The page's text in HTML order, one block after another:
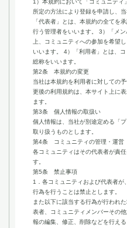
1）本規約において「コミュニテ
所定の方法により登録を申請し、
「代表者」とは、本規約の全てを
行う管理者をいいます。 3）「メ
上、コミュニティへの参加を希望
いいます。 4）「利用者」とは、
総称をいいます。
第2条 本規約の変更
当社は本規約を利用者に対しての
更後の利用規約は、本サイト上に
ます。
第3条 個人情報の取扱い
個人情報は、当社が別途定める「
取り扱うものとします。
第4条 コミュニティの管理・運営
各コミュニティはその代表者が責
す。
第5条 禁止事項
1．各コミュニティおよび代表者が
行為を行うことは禁止とします。
また以下に該当する行為が行われ
表者、コミュニティメンバーその
報の編集、修正、削除などを行える